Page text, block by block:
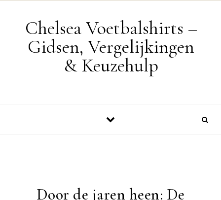
Chelsea Voetbalshirts –
Gidsen, Vergelijkingen
& Keuzehulp
Door de jaren heen: De